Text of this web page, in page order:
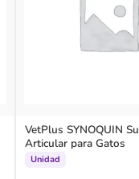
VetPlus SYNOQUIN
Articular para Gatos
Unidad